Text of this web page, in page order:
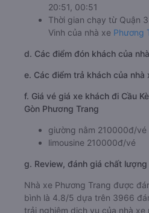
20:51, 00:51
Thời gian chạy từ Quận
Vinh của nhà xe Phương
d. Các điểm đón khách của
e. Các điểm trả khách của nhà
f. Giá vé giá xe khách đi Cầu
Gòn Phương Trang
giường nằm 210000đ/vé
limousine 210000đ/vé
g. Review, đánh giá chất
Nhà xe Phương Trang được
bình là 4.8/5 dựa trên 3966
trải nghiệm dịch vụ của nhà xe